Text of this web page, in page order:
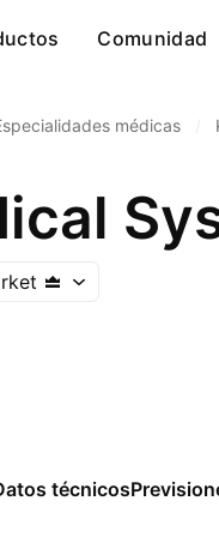
Comunidad
médicas
técnicos